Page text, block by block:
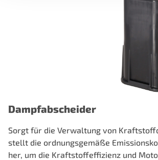
Dampfabscheider
Sorgt für die Verwaltung von
stellt die ordnungsgemäße
her, um die Kraftstoffeffizienz und